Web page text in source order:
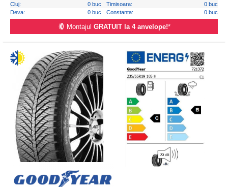
Cluj:
0 buc Timisoara:
0 buc
Deva:
0 buc Constanta: 0 buc
Montajul GRATUIT la 4 anvelope!*